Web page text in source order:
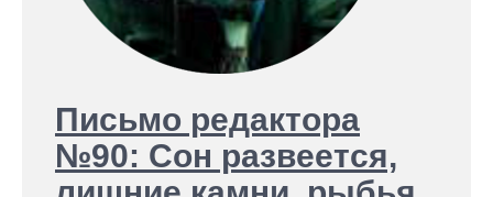
Письмо редактора
№90: Сон развеется,